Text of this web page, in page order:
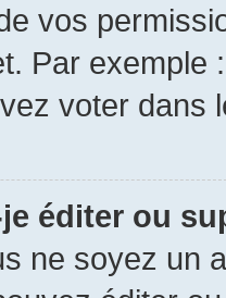
vos
Par exemple
voter dans
éditer ou
ne soyez un